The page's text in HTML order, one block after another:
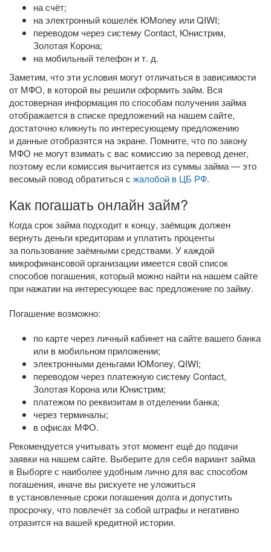
на счёт;
на электронный кошелёк ЮMoney или QIWI;
переводом через систему Contact, Юнистрим,
Золотая Корона;
на мобильный телефон и т. д.
Заметим, что эти условия могут отличаться в зависимости
от МФО, в которой вы решили оформить займ. Вся
достоверная информация по способам получения займа
отображается в списке предложений на нашем сайте,
достаточно кликнуть по интересующему предложению
и данные отобразятся на экране. Помните, что по закону
МФО не могут взимать с вас комиссию за перевод денег,
поэтому если комиссия вычитается из суммы займа — это
весомый повод обратиться с жалобой в ЦБ РФ.
Как погашать онлайн займ?
Когда срок займа подходит к концу, заёмщик должен
вернуть деньги кредиторам и уплатить проценты
за пользование заёмными средствами. У каждой
микрофинансовой организации имеется свой список
способов погашения, который можно найти на нашем сайте
при нажатии на интересующее вас предложение по займу.
Погашение возможно:
по карте через личный кабинет на сайте вашего банка
или в мобильном приложении;
электронными деньгами ЮMoney, QIWI;
переводом через платежную систему Contact,
Золотая Корона или Юнистрим;
платежом по реквизитам в отделении банка;
через терминалы;
в офисах МФО.
Рекомендуется учитывать этот момент ещё до подачи
заявки на нашем сайте. Выберите для себя вариант займа
в Выборге с наиболее удобным лично для вас способом
погашения, иначе вы рискуете не уложиться
в установленные сроки погашения долга и допустить
просрочку, что повлечёт за собой штрафы и негативно
отразится на вашей кредитной истории.